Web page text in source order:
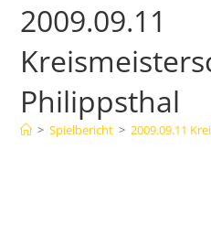
2009.09.11
Philippsthal
> Spielbericht > 2009.09.11